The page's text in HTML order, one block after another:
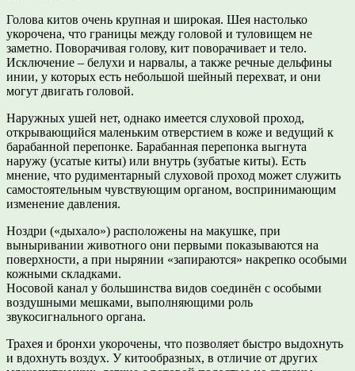
Голова китов очень крупная и широкая. Шея настолько
укорочена, что границы между головой и туловищем не
заметно. Поворачивая голову, кит поворачивает и тело.
Исключение – белухи и нарвалы, а также речные дельфины
инии, у которых есть небольшой шейный перехват, и они
могут двигать головой.
Наружных ушей нет, однако имеется слуховой проход,
открывающийся маленьким отверстием в коже и ведущий к
барабанной перепонке. Барабанная перепонка выгнута
наружу (усатые киты) или внутрь (зубатые киты). Есть
мнение, что рудиментарный слуховой проход может служить
самостоятельным чувствующим органом, воспринимающим
изменение давления.
Ноздри («дыхало») расположены на макушке, при
выныривании животного они первыми показываются на
поверхности, а при нырянии «запираются» накрепко особыми
кожными складками.
Носовой канал у большинства видов соединён с особыми
воздушными мешками, выполняющими роль
звукосигнального органа.
Трахея и бронхи укорочены, что позволяет быстро выдохнуть
и вдохнуть воздух. У китообразных, в отличие от других